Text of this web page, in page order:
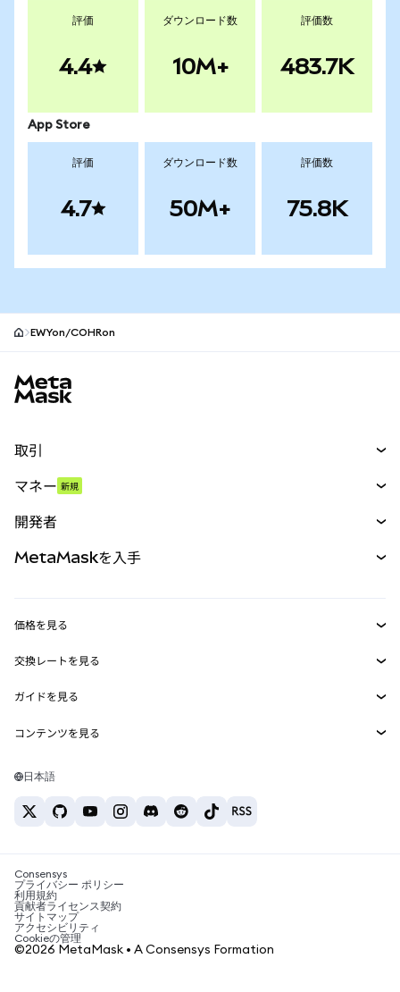
評価
4.4
ダウンロード数
10M+
評価数
483.7K
App Store
評価
4.7
ダウンロード数
50M+
評価数
75.8K
EWYon/COHRon
取引
パーペチュアル
RWA
マネー 新規
開発者
MetaMask Connect
Snaps
Web3サービス
MetaMaskを入手
セキュリティ
サポート
キャリア
お問い合わせ
価格を見る
イーサリアムの価格
Solanaの価格
Tetherの価格
交換レートを見る
ETH→USD
USDT→INR
BTC→INR
ETH→USDT
ガイドを見る
ETHの購入
USDTの購入
SHIBの購入
BNBの購入
コンテンツを見る
Solanaウォレット
税制関連ニュース
暗号資産の購入方法は？
ビットコインを売るには？
日本語
Consensys
プライバシー ポリシー
利用規約
貢献者ライセンス契約
サイトマップ
アクセシビリティ
Cookieの管理
©2026 MetaMask • A Consensys Formation